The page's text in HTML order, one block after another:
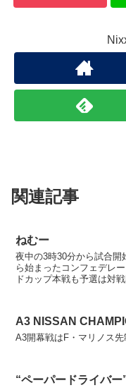
関連記事
ねむー
夜中の3時30分から試合
ら始まったコンフェデレ
ドカップ本戦も予選は対
A3 NISSAN
A3開幕戦はF・マリノス先
“ペーパードライバ